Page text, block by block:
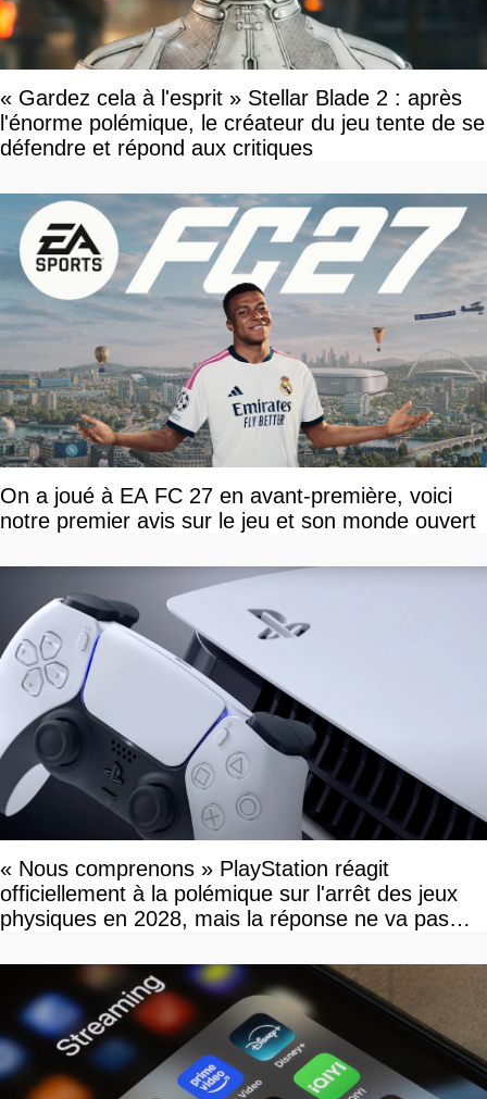
« Gardez cela à l'esprit » Stellar Blade 2 : après
l'énorme polémique, le créateur du jeu tente de se
défendre et répond aux critiques
On a joué à EA FC 27 en avant-première, voici
notre premier avis sur le jeu et son monde ouvert
« Nous comprenons » PlayStation réagit
officiellement à la polémique sur l'arrêt des jeux
physiques en 2028, mais la réponse ne va pas